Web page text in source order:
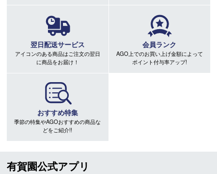
翌日配送サービス
アイコンのある商品はご注文の翌日
に商品をお届け！
会員ランク
AGO上でのお買い上げ金額によって
ポイント付与率アップ!
おすすめ特集
季節の特集やAGOおすすめの商品な
どをご紹介!!
有賀園公式アプリ